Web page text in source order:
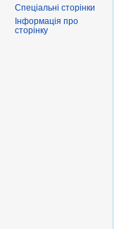
Спеціальні сторінки
Інформація про
сторінку